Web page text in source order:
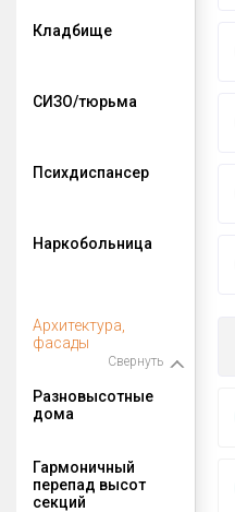
Кладбище
СИЗО/тюрьма
Психдиспансер
Наркобольница
Архитектура,
фасады
Свернуть
Разновысотные
дома
Гармоничный
перепад высот
секций